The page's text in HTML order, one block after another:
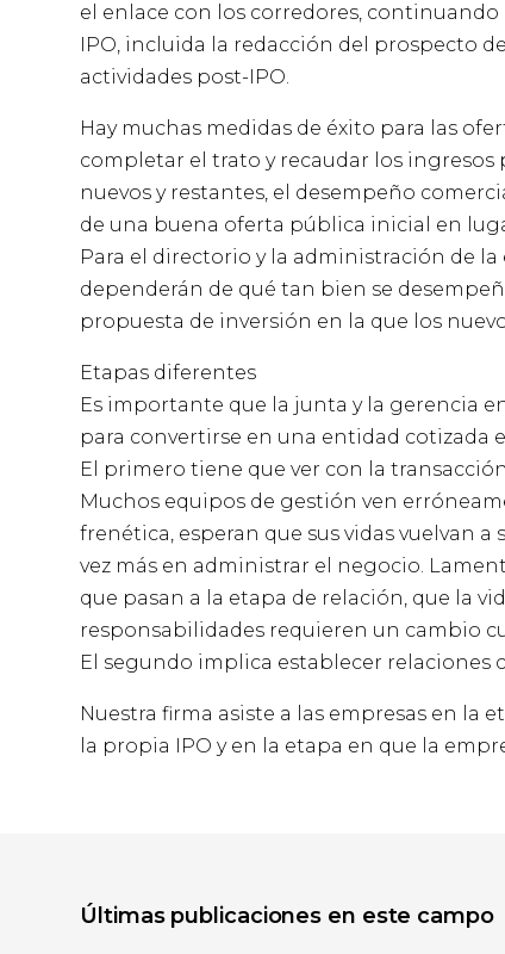
el enlace con los corredores,
IPO, incluida la redacción del prospecto
actividades post-IPO.
Hay muchas medidas de éxito para las
completar el trato y recaudar los ingresos
nuevos y restantes, el desempeño
de una buena oferta pública inicial en
Para el directorio y la administración de
dependerán de qué tan bien se
propuesta de inversión en la que los
Etapas diferentes
Es importante que la junta y la gerencia
para convertirse en una entidad cotizada
El primero tiene que ver con la
Muchos equipos de gestión ven
frenética, esperan que sus vidas vuelvan
vez más en administrar el negocio.
que pasan a la etapa de relación, que la
responsabilidades requieren un cambio
El segundo implica establecer relaciones
Nuestra firma asiste a las empresas en la
la propia IPO y en la etapa en que la
Últimas publicaciones en este campo